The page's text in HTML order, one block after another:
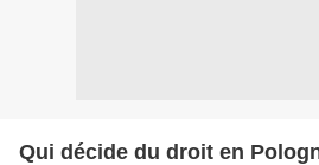
Qui décide du droit en